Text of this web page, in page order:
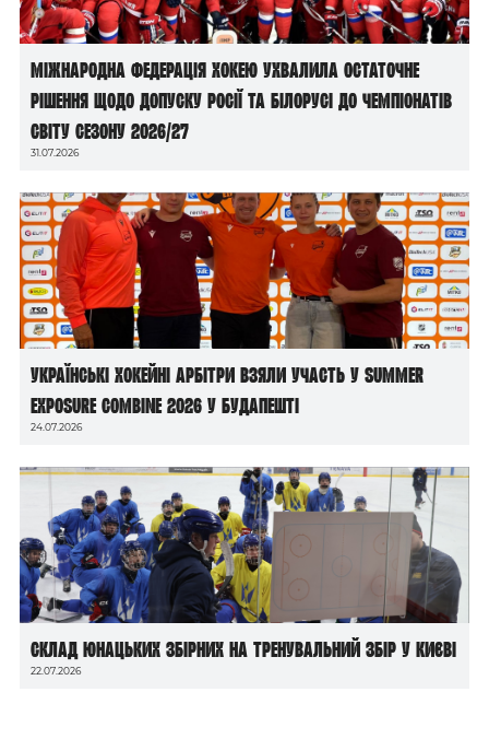
Міжнародна федерація хокею ухвалила остаточне
рішення щодо допуску росії та білорусі до чемпіонатів
світу сезону 2026/27
31.07.2026
Українські хокейні арбітри взяли участь у Summer
Exposure Combine 2026 у Будапешті
24.07.2026
Склад юнацьких збірних на тренувальний збір у Києві
22.07.2026